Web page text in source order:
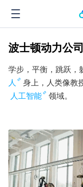
波士顿动力公
学步，平衡，跳跃，
人
身上，人类像教
人工智能
领域。